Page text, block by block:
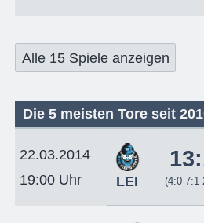
Alle 15 Spiele anzeigen
Die 5 meisten Tore seit
22.03.2014
19:00 Uhr
LEI (4:0 7:1